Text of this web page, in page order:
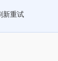
新重试